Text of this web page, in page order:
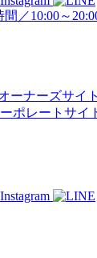
間／10:00～
ーナーズサイト
ポレートサイ